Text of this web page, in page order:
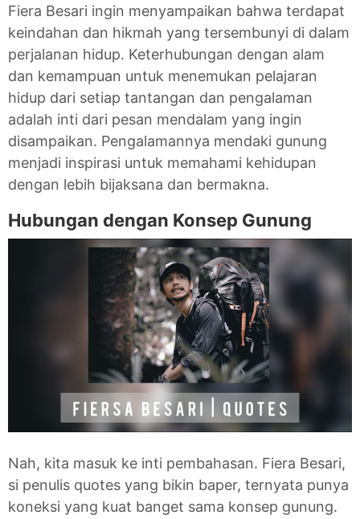
Fiera Besari ingin menyampaikan bahwa terdapat
keindahan dan hikmah yang tersembunyi di dalam
perjalanan hidup. Keterhubungan dengan alam
dan kemampuan untuk menemukan pelajaran
hidup dari setiap tantangan dan pengalaman
adalah inti dari pesan mendalam yang ingin
disampaikan. Pengalamannya mendaki gunung
menjadi inspirasi untuk memahami kehidupan
dengan lebih bijaksana dan bermakna.
Hubungan dengan Konsep Gunung
Nah, kita masuk ke inti pembahasan. Fiera Besari,
si penulis quotes yang bikin baper, ternyata punya
koneksi yang kuat banget sama konsep gunung.